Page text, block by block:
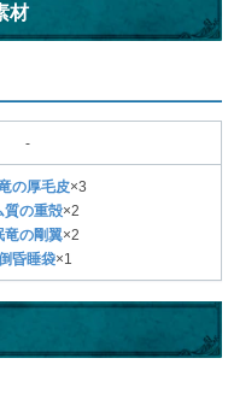
材
-
の厚毛皮×3
質の重殻×2
竜の剛翼×2
昏睡袋×1